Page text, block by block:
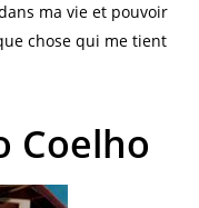
ma vie et pouvoir
chose qui me tient
Coelho